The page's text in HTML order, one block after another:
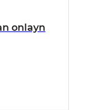
onlayn